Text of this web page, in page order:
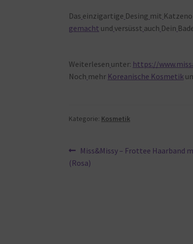
Das einzigartige Desing mit
gemacht und versüsst auch Dein
Weiterlesen unter: https://
Noch mehr Koreanische Kosmetik
Kategorie: Kosmetik
Beitragsnavigation
Vorheriger
Beitrag:
Miss&Missy – Frottee Haarband
(Rosa)